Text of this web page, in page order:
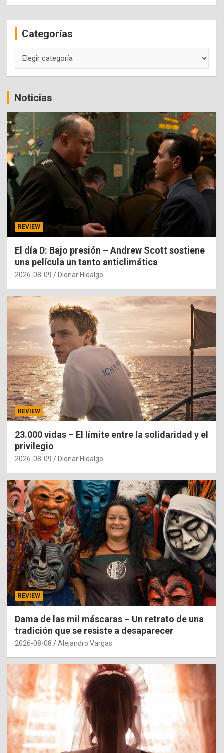
c
Categorías
Noticias
REVIEW
El día D: Bajo presión – Andrew Scott sostiene
una película un tanto anticlimática
2026-08-09 Dionar Hidalgo
REVIEW
23.000 vidas – El límite entre la solidaridad y el
privilegio
2026-08-09 Dionar Hidalgo
REVIEW
Dama de las mil máscaras – Un retrato de una
tradición que se resiste a desaparecer
2026-08-08 Alejandro Vargas